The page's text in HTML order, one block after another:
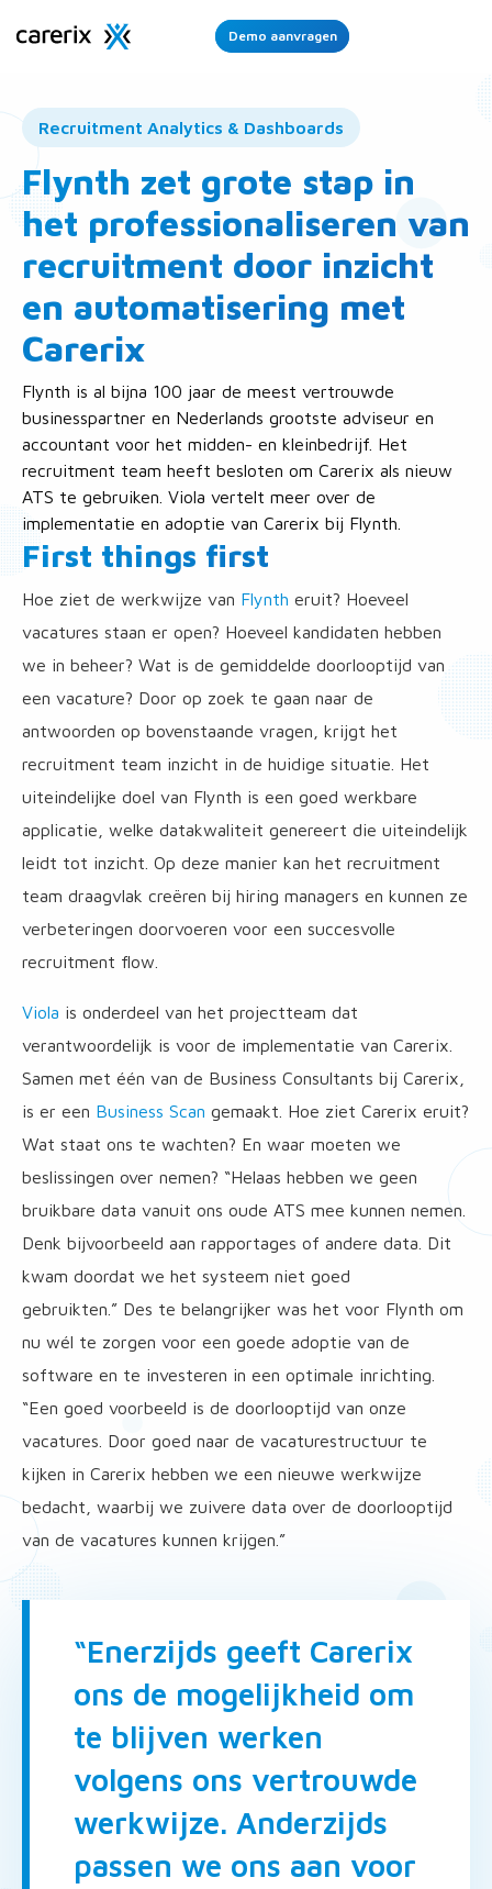
Demo aanvragen
Recruitment Analytics & Dashboards
Flynth zet grote stap in
het professionaliseren van
recruitment door inzicht
en automatisering met
Carerix
Flynth is al bijna 100 jaar de meest vertrouwde
businesspartner en Nederlands grootste adviseur en
accountant voor het midden- en kleinbedrijf. Het
recruitment team heeft besloten om Carerix als nieuw
ATS te gebruiken. Viola vertelt meer over de
implementatie en adoptie van Carerix bij Flynth.
First things first
Hoe ziet de werkwijze van Flynth eruit? Hoeveel
vacatures staan er open? Hoeveel kandidaten hebben
we in beheer? Wat is de gemiddelde doorlooptijd van
een vacature? Door op zoek te gaan naar de
antwoorden op bovenstaande vragen, krijgt het
recruitment team inzicht in de huidige situatie. Het
uiteindelijke doel van Flynth is een goed werkbare
applicatie, welke datakwaliteit genereert die uiteindelijk
leidt tot inzicht. Op deze manier kan het recruitment
team draagvlak creëren bij hiring managers en kunnen ze
verbeteringen doorvoeren voor een succesvolle
recruitment flow.
Viola is onderdeel van het projectteam dat
verantwoordelijk is voor de implementatie van Carerix.
Samen met één van de Business Consultants bij Carerix,
is er een Business Scan gemaakt. Hoe ziet Carerix eruit?
Wat staat ons te wachten? En waar moeten we
beslissingen over nemen? “Helaas hebben we geen
bruikbare data vanuit ons oude ATS mee kunnen nemen.
Denk bijvoorbeeld aan rapportages of andere data. Dit
kwam doordat we het systeem niet goed
gebruikten.” Des te belangrijker was het voor Flynth om
nu wél te zorgen voor een goede adoptie van de
software en te investeren in een optimale inrichting.
“Een goed voorbeeld is de doorlooptijd van onze
vacatures. Door goed naar de vacaturestructuur te
kijken in Carerix hebben we een nieuwe werkwijze
bedacht, waarbij we zuivere data over de doorlooptijd
van de vacatures kunnen krijgen.”
“Enerzijds geeft Carerix
ons de mogelijkheid om
te blijven werken
volgens ons vertrouwde
werkwijze. Anderzijds
passen we ons aan voor